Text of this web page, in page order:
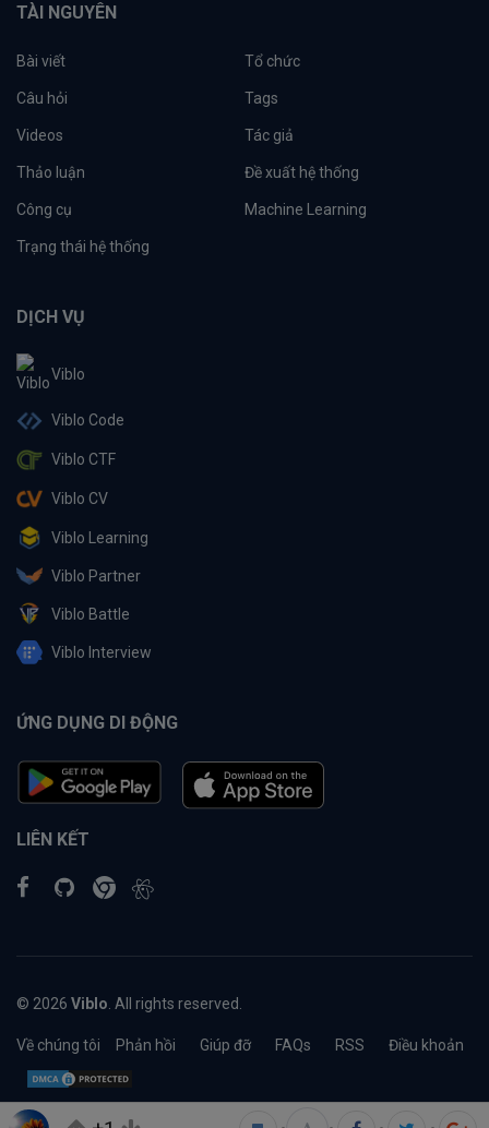
TÀI NGUYÊN
Bài viết Tổ chức
Câu hỏi Tags
Videos Tác giả
Thảo luận Đề xuất hệ thống
Công cụ Machine Learning
Trạng thái hệ thống
DỊCH VỤ
Viblo
Viblo Code
Viblo CTF
Viblo CV
Viblo Learning
Viblo Partner
Viblo Battle
Viblo Interview
ỨNG DỤNG DI ĐỘNG
LIÊN KẾT
© 2026 Viblo . All rights reserved.
Về chúng tôi Phản hồi Giúp đỡ FAQs RSS Điều khoản